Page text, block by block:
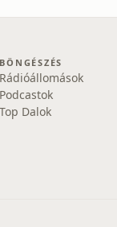
BÖNGÉSZÉS
Rádióállomások
Podcastok
Top Dalok